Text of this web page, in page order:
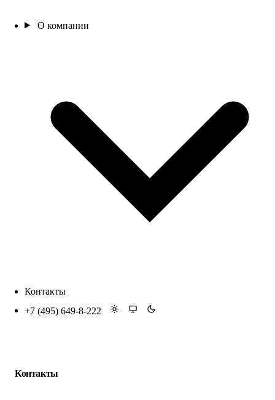
О компании
Контакты
+7 (495) 649-8-222
Контакты